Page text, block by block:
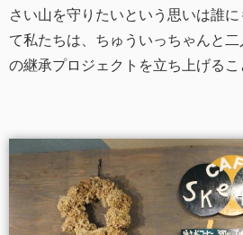
さい山を守りたいという思いは誰
て私たちは、ちゅういっちゃんと
の継承プロジェクトを立ち上げるこ